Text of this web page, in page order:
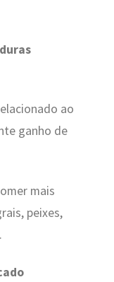
ao
ganho de
mais
peixes,